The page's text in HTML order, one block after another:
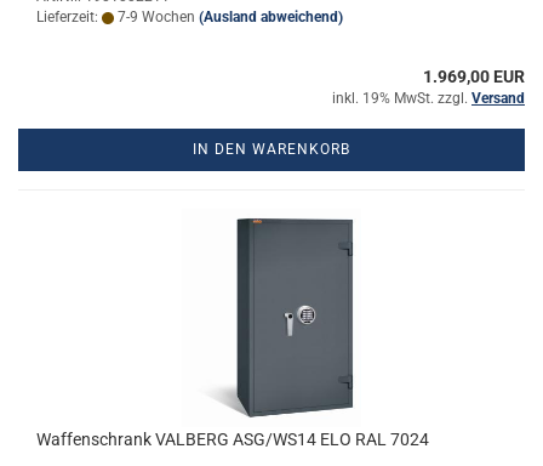
Lieferzeit:
7-9 Wochen (Ausland abweichend)
1.969,00 EUR
inkl. 19% MwSt. zzgl. Versand
IN DEN WARENKORB
Waf­fen­schrank VAL­BERG ASG/WS14 ELO RAL 7024